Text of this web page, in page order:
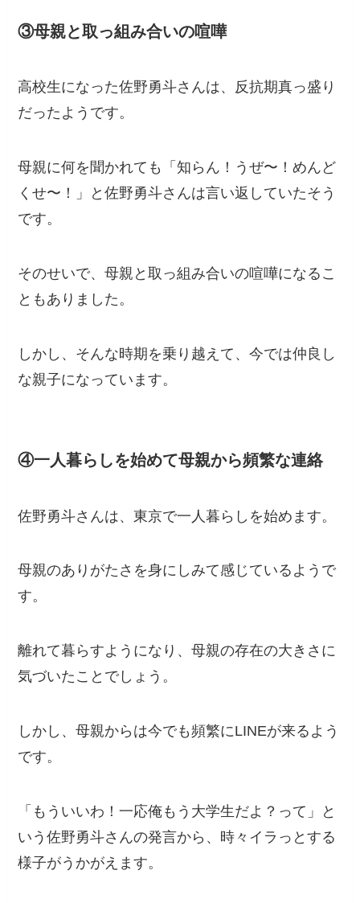
③母親と取っ組み合いの喧嘩
高校生になった佐野勇斗さんは、反抗期真っ盛り
だったようです。
母親に何を聞かれても「知らん！うぜ〜！めんど
くせ〜！」と佐野勇斗さんは言い返していたそう
です。
そのせいで、母親と取っ組み合いの喧嘩になるこ
ともありました。
しかし、そんな時期を乗り越えて、今では仲良し
な親子になっています。
④一人暮らしを始めて母親から頻繁な連絡
佐野勇斗さんは、東京で一人暮らしを始めます。
母親のありがたさを身にしみて感じているようで
す。
離れて暮らすようになり、母親の存在の大きさに
気づいたことでしょう。
しかし、母親からは今でも頻繁にLINEが来るよう
です。
「もういいわ！一応俺もう大学生だよ？って」と
いう佐野勇斗さんの発言から、時々イラっとする
様子がうかがえます。